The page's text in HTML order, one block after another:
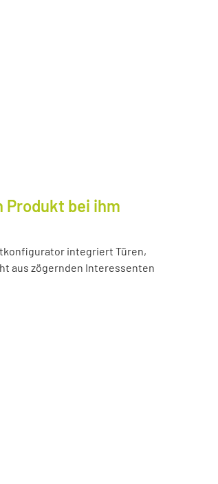
Produkt bei ihm
integriert Türen,
aus zögernden Interessenten